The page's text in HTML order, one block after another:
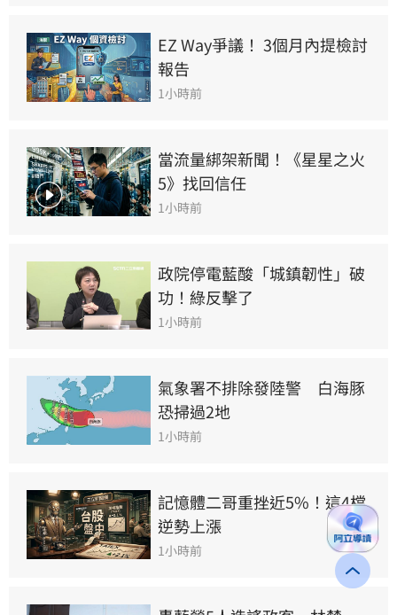
EZ Way爭議！ 3個月內提檢討
報告
1小時前
當流量綁架新聞！《星星之火
5》找回信任
1小時前
政院停電藍酸「城鎮韌性」破
功！綠反擊了
1小時前
氣象署不排除發陸警　白海豚
恐掃過2地
1小時前
記憶體二哥重挫近5%！這4檔
逆勢上漲
1小時前